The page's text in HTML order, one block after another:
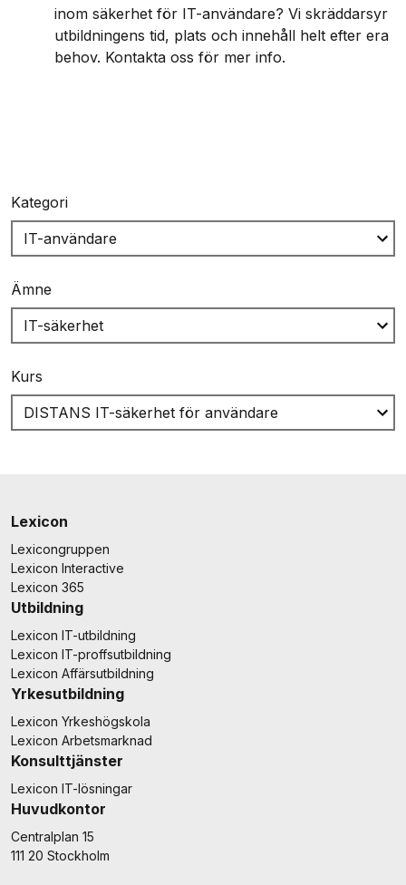
inom säkerhet för IT-användare? Vi skräddarsyr
utbildningens tid, plats och innehåll helt efter era
behov. Kontakta oss för mer info.
Kategori
Ämne
Kurs
Lexicon
Lexicongruppen
Lexicon Interactive
Lexicon 365
Utbildning
Lexicon IT-utbildning
Lexicon IT-proffsutbildning
Lexicon Affärsutbildning
Yrkesutbildning
Lexicon Yrkeshögskola
Lexicon Arbetsmarknad
Konsulttjänster
Lexicon IT-lösningar
Huvudkontor
Centralplan 15
111 20 Stockholm